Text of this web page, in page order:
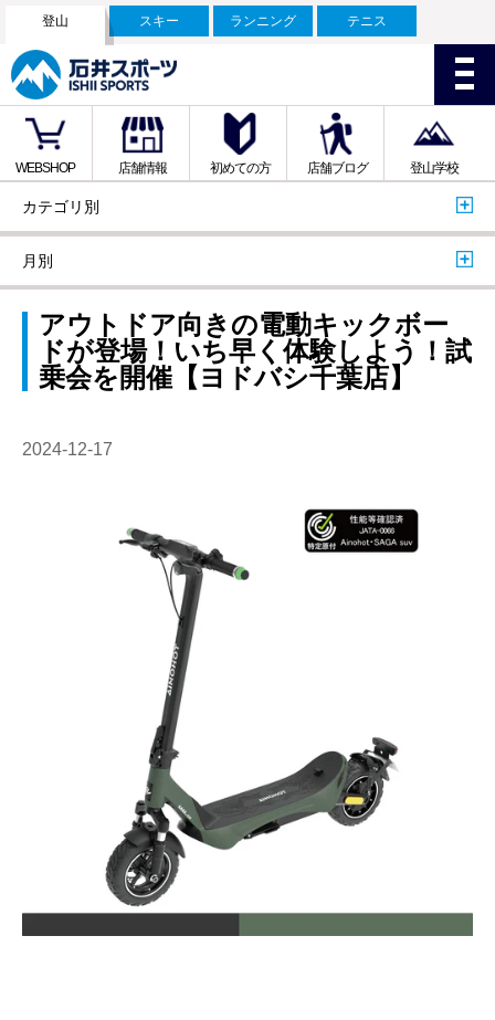
登山 スキー ランニング テニス
WEBSHOP 店舗情報 初めての方 店舗ブログ 登山学校
カテゴリ別
月別
アウトドア向きの電動キックボー
ドが登場！いち早く体験しよう！試
乗会を開催【ヨドバシ千葉店】
2024-12-17